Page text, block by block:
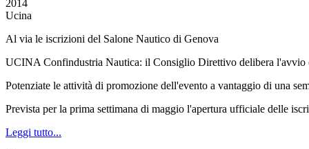
2014
Ucina
Al via le iscrizioni del Salone Nautico di Genova
UCINA Confindustria Nautica: il Consiglio Direttivo delibera l'avvio
Potenziate le attività di promozione dell'evento a vantaggio di una
Prevista per la prima settimana di maggio l'apertura ufficiale delle
Leggi tutto...